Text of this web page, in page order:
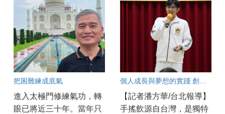
把困難練成底氣
進入太極門修練氣功，轉
眼已將近三十年。當年只
個人成長與夢想的實踐 創業新篇章
【記者潘方華/台北報導】
手搖飲源自台灣，是獨特